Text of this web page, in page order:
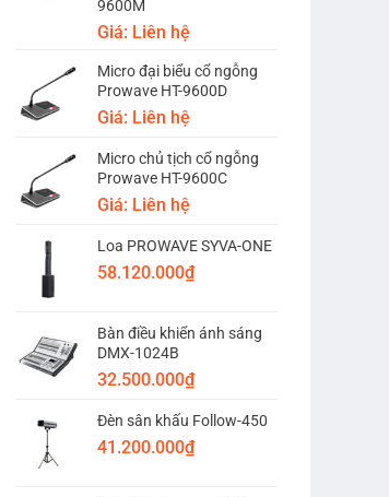
9600M
Giá: Liên hệ
Micro đại biểu cổ ngỗng
Prowave HT-9600D
Giá: Liên hệ
Micro chủ tịch cổ ngỗng
Prowave HT-9600C
Giá: Liên hệ
Loa PROWAVE SYVA-ONE
58.120.000₫
Bàn điều khiển ánh sáng
DMX-1024B
32.500.000₫
Đèn sân khấu Follow-450
41.200.000₫